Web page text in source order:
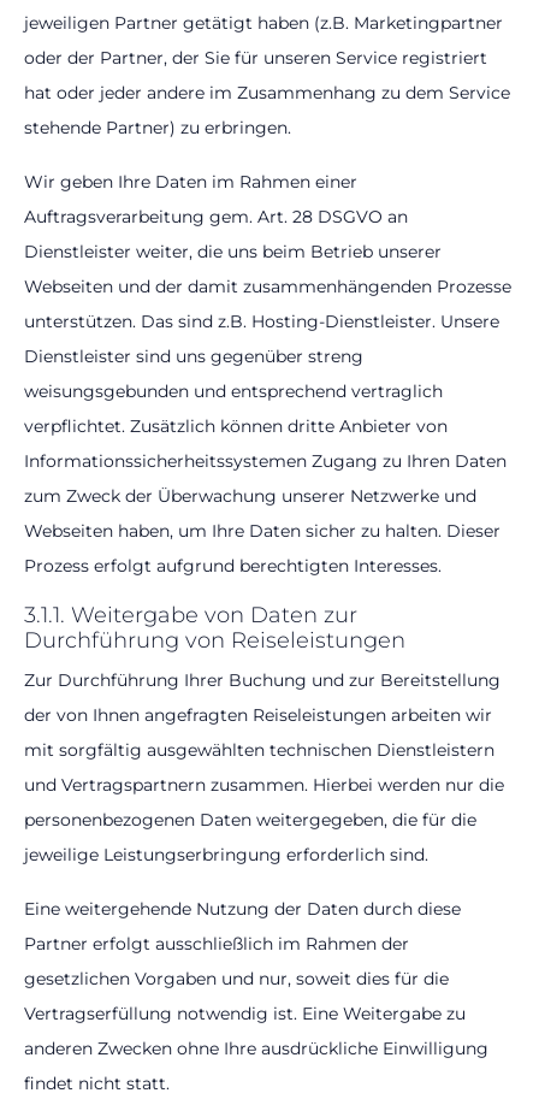
jeweiligen Partner getätigt haben (z.B. Marketingpartner
oder der Partner, der Sie für unseren Service registriert
hat oder jeder andere im Zusammenhang zu dem Service
stehende Partner) zu erbringen.
Wir geben Ihre Daten im Rahmen einer
Auftragsverarbeitung gem. Art. 28 DSGVO an
Dienstleister weiter, die uns beim Betrieb unserer
Webseiten und der damit zusammenhängenden Prozesse
unterstützen. Das sind z.B. Hosting-Dienstleister. Unsere
Dienstleister sind uns gegenüber streng
weisungsgebunden und entsprechend vertraglich
verpflichtet. Zusätzlich können dritte Anbieter von
Informationssicherheitssystemen Zugang zu Ihren Daten
zum Zweck der Überwachung unserer Netzwerke und
Webseiten haben, um Ihre Daten sicher zu halten. Dieser
Prozess erfolgt aufgrund berechtigten Interesses.
3.1.1. Weitergabe von Daten zur
Durchführung von Reiseleistungen
Zur Durchführung Ihrer Buchung und zur Bereitstellung
der von Ihnen angefragten Reiseleistungen arbeiten wir
mit sorgfältig ausgewählten technischen Dienstleistern
und Vertragspartnern zusammen. Hierbei werden nur die
personenbezogenen Daten weitergegeben, die für die
jeweilige Leistungserbringung erforderlich sind.
Eine weitergehende Nutzung der Daten durch diese
Partner erfolgt ausschließlich im Rahmen der
gesetzlichen Vorgaben und nur, soweit dies für die
Vertragserfüllung notwendig ist. Eine Weitergabe zu
anderen Zwecken ohne Ihre ausdrückliche Einwilligung
findet nicht statt.